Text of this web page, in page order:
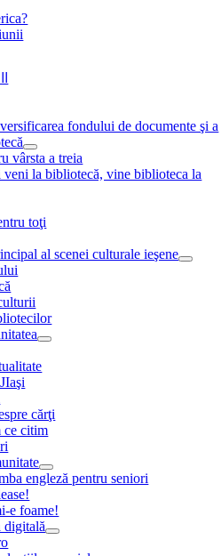
fondului de documente şi a
vârsta a treia
veni la bibliotecă, vine biblioteca la
toţi
al scenei culturale ieşene
cărţi
ce citim
engleză pentru seniori
e foame!
digitală